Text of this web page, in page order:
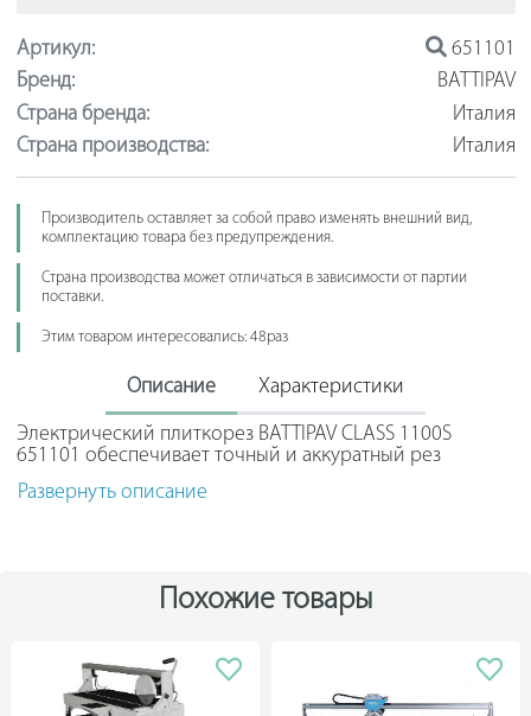
Артикул:
651101
Бренд:
BATTIPAV
Страна бренда:
Италия
Страна производства:
Италия
Производитель оставляет за собой право изменять внешний вид,
комплектацию товара без предупреждения.
Страна производства может отличаться в зависимости от партии
поставки.
Этим товаром интересовались: 48раз
Описание Характеристики
Электрический плиткорез BATTIPAV CLASS 1100S
651101 обеспечивает точный и аккуратный рез
керамической плитки, керамогранита, а также
заготовок из натуральных материалов.
Алюминиевый стол имеет высокий предел прочности,
поэтому устойчив к разрушению.
Система регулировки ножек Fast Leg
Развернуть описание
Похожие товары